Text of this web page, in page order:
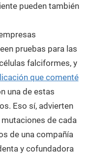
pueden también
pruebas para las
falciformes, y
que comenté
una de estas
Eso sí, advierten
de cada
de una compañía
y cofundadora